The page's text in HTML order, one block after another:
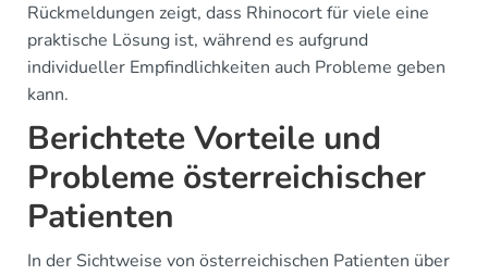
Rückmeldungen zeigt, dass Rhinocort für viele eine
praktische Lösung ist, während es aufgrund
individueller Empfindlichkeiten auch Probleme geben
kann.
Berichtete Vorteile und
Probleme österreichischer
Patienten
In der Sichtweise von österreichischen Patienten über